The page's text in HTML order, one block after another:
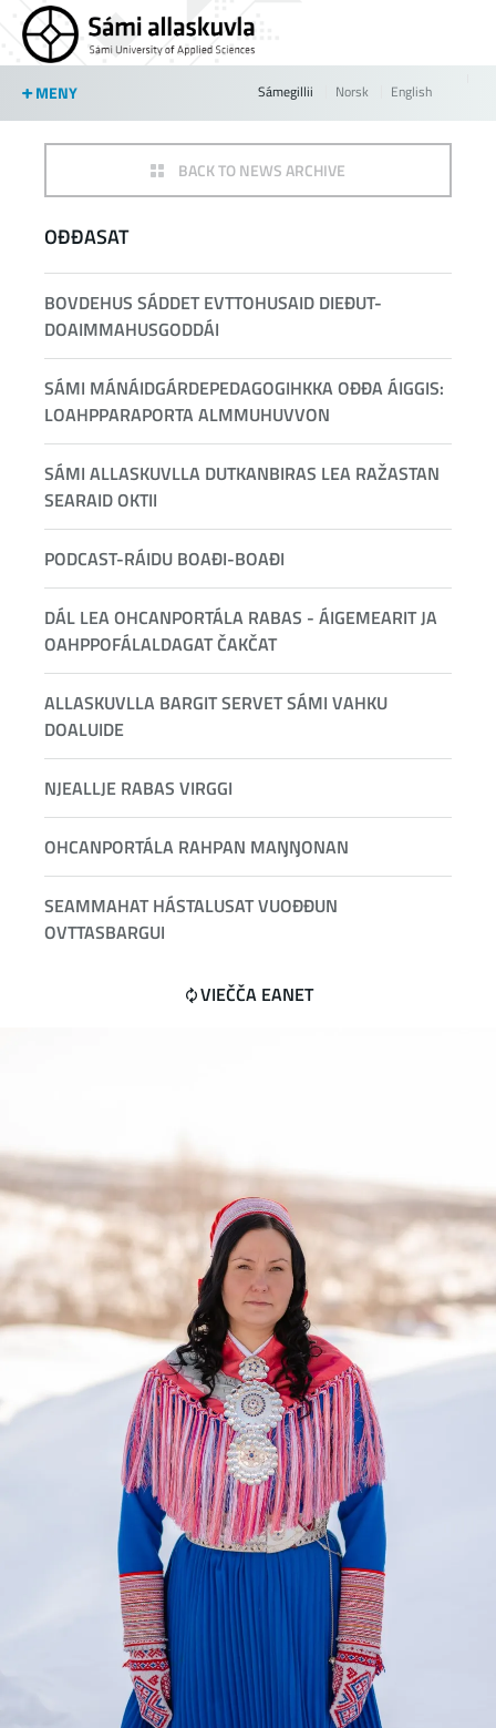
Jump to navigation
MENY Sámegillii Norsk English
BACK TO NEWS ARCHIVE
OĐĐASAT
BOVDEHUS SÁDDET EVTTOHUSAID DIEĐUT-
DOAIMMAHUSGODDÁI
SÁMI MÁNÁIDGÁRDEPEDAGOGIHKKA OĐĐA ÁIGGIS:
LOAHPPARAPORTA ALMMUHUVVON
SÁMI ALLASKUVLLA DUTKANBIRAS LEA RAŽASTAN
SEARAID OKTII
PODCAST-RÁIDU BOAĐI-BOAĐI
DÁL LEA OHCANPORTÁLA RABAS - ÁIGEMEARIT JA
OAHPPOFÁLALDAGAT ČAKČAT
ALLASKUVLLA BARGIT SERVET SÁMI VAHKU
DOALUIDE
NJEALLJE RABAS VIRGGI
OHCANPORTÁLA RAHPAN MAŊŊONAN
SEAMMAHAT HÁSTALUSAT VUOĐĐUN
OVTTASBARGUI
VIEČČA EANET